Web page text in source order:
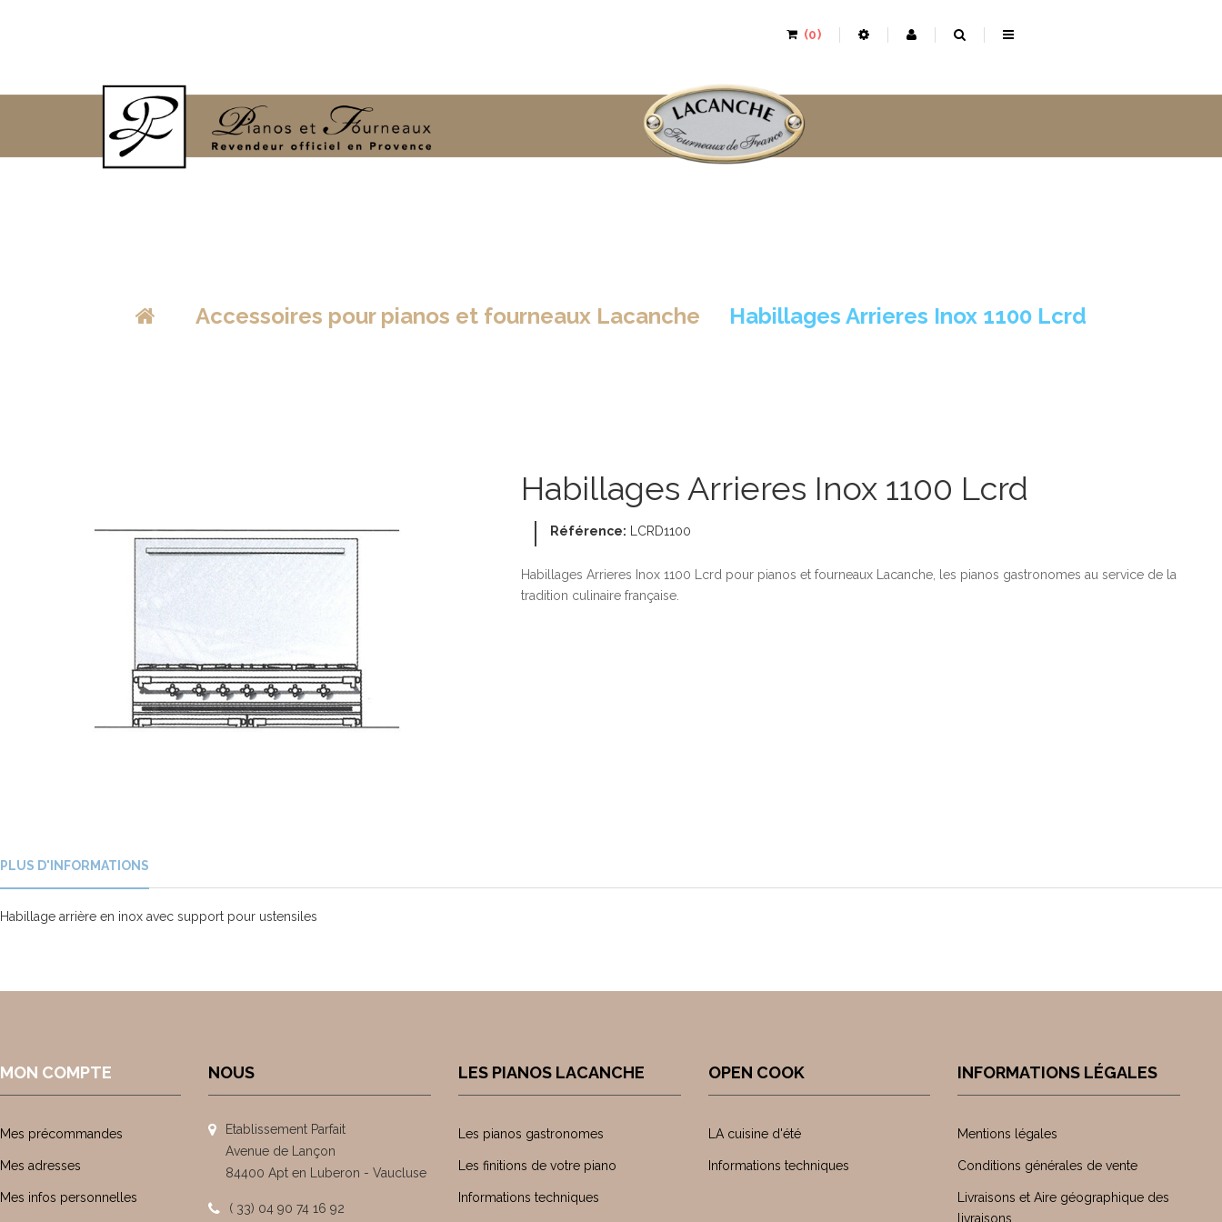
0
Accessoires pour pianos et fourneaux Lacanche Habillages Arrieres Inox 1100 Lcrd
Habillages Arrieres Inox 1100 Lcrd
Référence: LCRD1100
Habillages Arrieres Inox 1100 Lcrd pour pianos et fourneaux Lacanche, les pianos gastronomes au service de la
tradition culinaire française.
PLUS D'INFORMATIONS
Habillage arrière en inox avec support pour ustensiles
MON COMPTE
Mes précommandes
Mes adresses
Mes infos personnelles
NOUS
Etablissement Parfait
Avenue de Lançon
84400 Apt en Luberon - Vaucluse
( 33) 04 90 74 16 92
LES PIANOS LACANCHE
Les pianos gastronomes
Les finitions de votre piano
Informations techniques
OPEN COOK
LA cuisine d'été
Informations techniques
INFORMATIONS LÉGALES
Mentions légales
Conditions générales de vente
Livraisons et Aire géographique des
livraisons